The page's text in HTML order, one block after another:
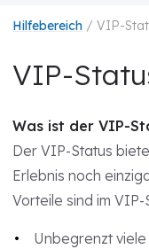
Hilfebereich / VIP-
VIP-
Was ist der VIP-
Der VIP-Status
Erlebnis noch
Vorteile sind im
Unbegrenzt